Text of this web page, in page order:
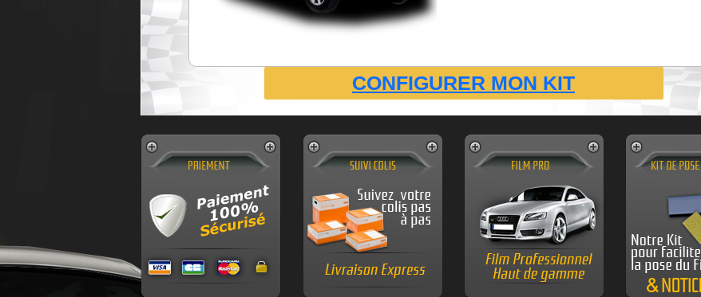
CONFIGURER MON KIT